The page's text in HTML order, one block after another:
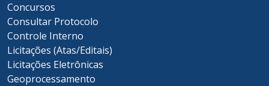
Concursos
Consultar Protocolo
Controle Interno
Licitações (Atas/Editais)
Licitações Eletrônicas
Geoprocessamento